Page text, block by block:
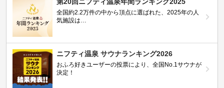
全国約2.2万件の中から頂点に選ばれた、2025年の人
気施設は…
ニフティ温泉 サウナランキング2026
おふろ好きユーザーの投票により、全国No.1サウナが
決定！